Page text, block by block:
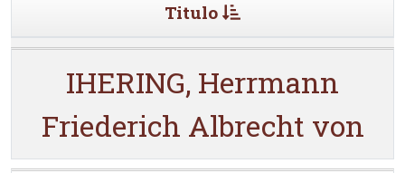
Titulo
IHERING, Herrmann
Friederich Albrecht von